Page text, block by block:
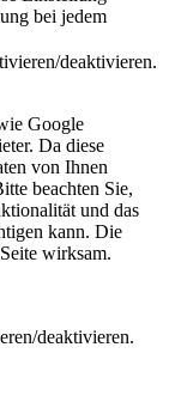
bei jedem
deaktivieren.
Google
Da diese
von Ihnen
beachten Sie,
und das
kann. Die
wirksam.
deaktivieren.